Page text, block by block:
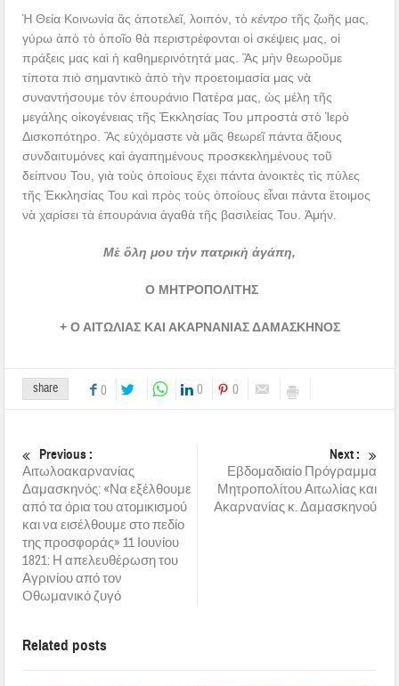
Ἡ Θεία Κοινωνία ἂς ἀποτελεῖ, λοιπόν, τὸκέντροτῆς ζωῆς μας,
γύρω ἀπὸ τὸ ὁποῖο θὰ περιστρέφονται οἱ σκέψεις μας, οἱ
πράξεις μας καὶ ἡ καθημερινότητά μας. Ἂς μὴν θεωροῦμε
τίποτα πιὸ σημαντικὸ ἀπὸ τὴν προετοιμασία μας νὰ
συναντήσουμε τὸν ἐπουράνιο Πατέρα μας, ὡς μέλη τῆς
μεγάλης οἰκογένειας τῆς Ἐκκλησίας Του μπροστὰ στὸ Ἱερὸ
Δισκοπότηρο. Ἂς εὐχόμαστε νὰ μᾶς θεωρεῖ πάντα ἄξιους
συνδαιτυμόνες καὶ ἀγαπημένους προσκεκλημένους τοῦ
δείπνου Του, γιὰ τοὺς ὁποίους ἔχει πάντα ἀνοικτὲς τὶς πύλες
τῆς Ἐκκλησίας Του καὶ πρὸς τοὺς ὁποίους εἶναι πάντα ἕτοιμος
νὰ χαρίσει τὰ ἐπουράνια ἀγαθὰ τῆς βασιλείας Του. Ἀμήν.
Μὲ ὅλη μου τὴν πατρικὴ ἀγάπη,
Ο ΜΗΤΡΟΠΟΛΙΤΗΣ
+ Ο ΑΙΤΩΛΙΑΣ ΚΑΙ ΑΚΑΡΝΑΝΙΑΣ ΔΑΜΑΣΚΗΝΟΣ
share 0 0 0
Previous :
Αιτωλοακαρνανίας
Δαμασκηνός: «Να εξέλθουμε
από τα όρια του ατομικισμού
και να εισέλθουμε στο πεδίο
της προσφοράς» 11 Ιουνίου
1821: Η απελευθέρωση του
Αγρινίου από τον
Οθωμανικό ζυγό
Next :
Εβδομαδιαίο Πρόγραμμα
Μητροπολίτου Αιτωλίας και
Ακαρνανίας κ. Δαμασκηνού
Related posts